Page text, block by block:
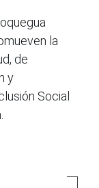
la
de
y
Social